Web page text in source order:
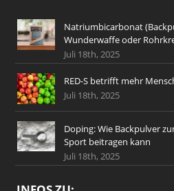
Natriumbicarbonat
Wunderwaffe oder
Juli 18th, 2025
RED-S betrifft mehr
Juli 18th, 2025
Doping: Wie Backpulver
Sport beitragen kann
Juli 18th, 2025